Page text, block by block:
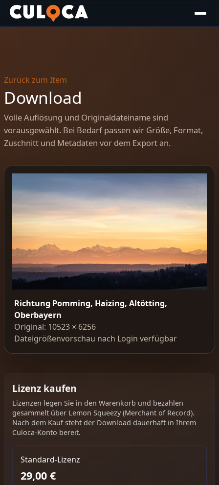
Zurück zum Item
Download
Volle Auflösung und Originaldateiname sind
vorausgewählt. Bei Bedarf passen wir Größe, Format,
Zuschnitt und Metadaten vor dem Export an.
Richtung Pomming, Haizing, Altötting,
Oberbayern
Original: 10523 × 6256
Dateigrößenvorschau nach Login verfügbar
Lizenz kaufen
Lizenzen legen Sie in den Warenkorb und bezahlen
gesammelt über Lemon Squeezy (Merchant of Record).
Nach dem Kauf steht der Download dauerhaft in Ihrem
Culoca-Konto bereit.
Standard-Lizenz
29,00 €